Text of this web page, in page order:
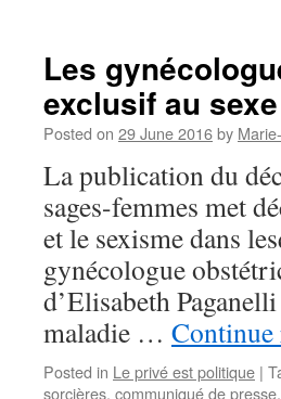
Les
exclusif au
Posted on 29 June 2016by
La publication du
sages-femmes met
et le sexisme dans
gynécologue
d’Elisabeth
maladie … Continue
Posted in Le privé est politique |
sorcières, communiqué de presse,